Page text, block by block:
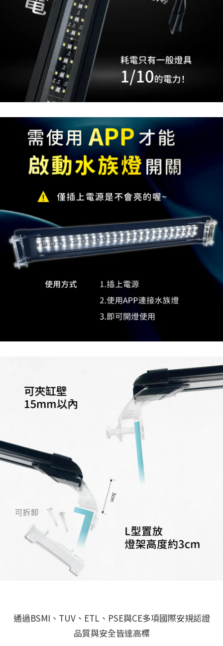
通過BSMI、TUV、ETL、PSE與CE多項國際安規認證
品質與安全皆達高標